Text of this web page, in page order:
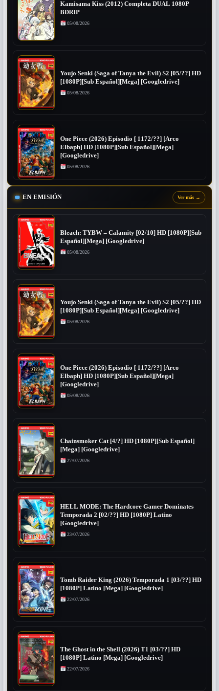
Kamisama Kiss (2012) Completa DUAL 1080P
BDRIP
05/08/2026
Youjo Senki (Saga of Tanya the Evil) S2 [05/??] HD
[1080P][Sub Español][Mega] [Googledrive]
05/08/2026
One Piece (2026) Episodio [ 1172/??] [Arco
Elbaph] HD [1080P][Sub Español][Mega]
[Googledrive]
05/08/2026
EN EMISIÓN Ver más →
Bleach: TYBW – Calamity [02/10] HD [1080P][Sub
Español][Mega] [Googledrive]
05/08/2026
Youjo Senki (Saga of Tanya the Evil) S2 [05/??] HD
[1080P][Sub Español][Mega] [Googledrive]
05/08/2026
One Piece (2026) Episodio [ 1172/??] [Arco
Elbaph] HD [1080P][Sub Español][Mega]
[Googledrive]
05/08/2026
Chainsmoker Cat [4/?] HD [1080P][Sub Español]
[Mega] [Googledrive]
27/07/2026
HELL MODE: The Hardcore Gamer Dominates
Temporada 2 [02/??] HD [1080P] Latino
[Googledrive]
23/07/2026
Tomb Raider King (2026) Temporada 1 [03/??] HD
[1080P] Latino [Mega] [Googledrive]
22/07/2026
The Ghost in the Shell (2026) T1 [03/??] HD
[1080P] Latino [Mega] [Googledrive]
22/07/2026